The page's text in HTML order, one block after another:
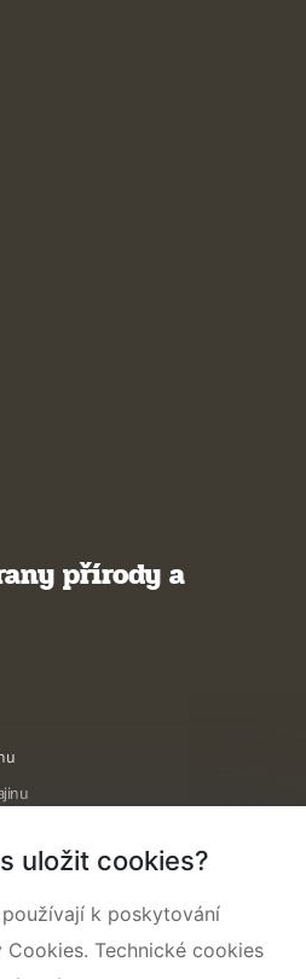
přírody a
uložit cookies?
k poskytování
Technické cookies